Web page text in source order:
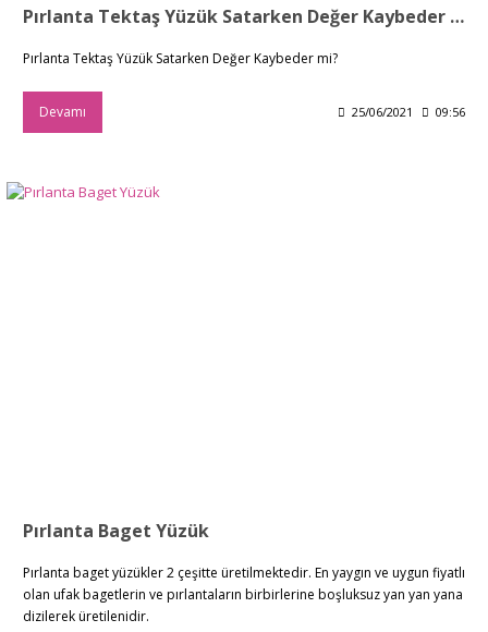
Pırlanta Tektaş Yüzük Satarken Değer Kaybeder mi?
Pırlanta Tektaş Yüzük Satarken Değer Kaybeder mi?
Devamı 25/06/2021 09:56
Pırlanta Baget Yüzük
Pırlanta baget yüzükler 2 çeşitte üretilmektedir. En yaygın ve uygun fiyatlı
olan ufak bagetlerin ve pırlantaların birbirlerine boşluksuz yan yan yana
dizilerek üretilenidir.